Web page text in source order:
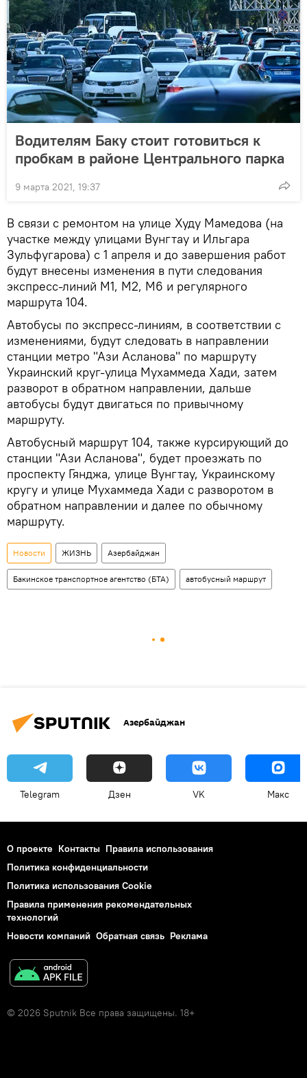
Водителям Баку стоит готовиться к
пробкам в районе Центрального парка
9 марта 2021, 19:37
В связи с ремонтом на улице Худу Мамедова (на
участке между улицами Вунгтау и Ильгара
Зульфугарова) с 1 апреля и до завершения работ
будут внесены изменения в пути следования
экспресс-линий M1, M2, M6 и регулярного
маршрута 104.
Автобусы по экспресс-линиям, в соответствии с
изменениями, будут следовать в направлении
станции метро "Ази Асланова" по маршруту
Украинский круг-улица Мухаммеда Хади, затем
разворот в обратном направлении, дальше
автобусы будут двигаться по привычному
маршруту.
Автобусный маршрут 104, также курсирующий до
станции "Ази Асланова", будет проезжать по
проспекту Гянджа, улице Вунгтау, Украинскому
кругу и улице Мухаммеда Хади с разворотом в
обратном направлении и далее по обычному
маршруту.
Новости ЖИЗНЬ Азербайджан
Бакинское транспортное агентство (БТА) автобусный маршрут
Азербайджан
Telegram Дзен VK Макс
О проекте Контакты Правила использования
Политика конфиденциальности
Политика использования Cookie
Правила применения рекомендательных
технологий
Новости компаний Обратная связь Реклама
© 2026 Sputnik Все права защищены. 18+